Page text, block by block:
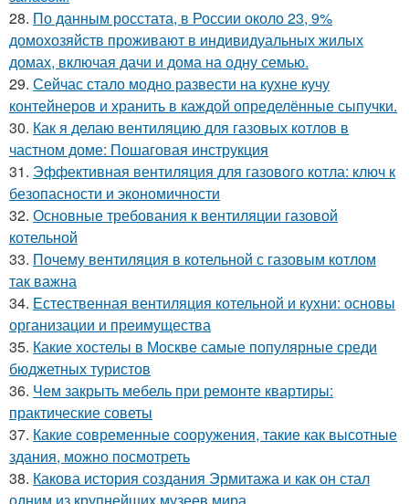
28. По данным росстата, в России около 23, 9%
домохозяйств проживают в индивидуальных жилых
домах, включая дачи и дома на одну семью.
29. Сейчас стало модно развести на кухне кучу
контейнеров и хранить в каждой определённые сыпучки.
30. Как я делаю вентиляцию для газовых котлов в
частном доме: Пошаговая инструкция
31. Эффективная вентиляция для газового котла: ключ к
безопасности и экономичности
32. Основные требования к вентиляции газовой
котельной
33. Почему вентиляция в котельной с газовым котлом
так важна
34. Естественная вентиляция котельной и кухни: основы
организации и преимущества
35. Какие хостелы в Москве самые популярные среди
бюджетных туристов
36. Чем закрыть мебель при ремонте квартиры:
практические советы
37. Какие современные сооружения, такие как высотные
здания, можно посмотреть
38. Какова история создания Эрмитажа и как он стал